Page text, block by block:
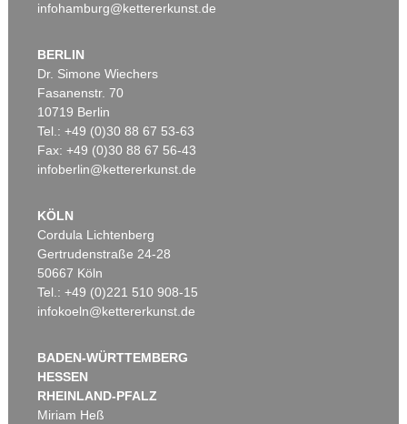
infohamburg@kettererkunst.de
BERLIN
Dr. Simone Wiechers
Fasanenstr. 70
10719 Berlin
Tel.: +49 (0)30 88 67 53-63
Fax: +49 (0)30 88 67 56-43
infoberlin@kettererkunst.de
KÖLN
Cordula Lichtenberg
Gertrudenstraße 24-28
50667 Köln
Tel.: +49 (0)221 510 908-15
infokoeln@kettererkunst.de
BADEN-WÜRTTEMBERG
HESSEN
RHEINLAND-PFALZ
Miriam Heß